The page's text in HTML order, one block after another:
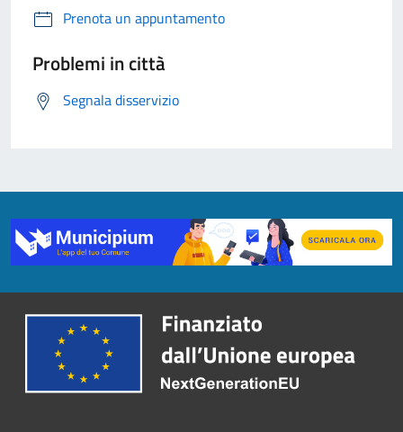
Prenota un appuntamento
Problemi in città
Segnala disservizio